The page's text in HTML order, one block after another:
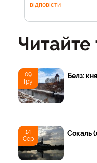
відповісти
Читайте
09
Гру
Белз:
14
Сер
Сокаль